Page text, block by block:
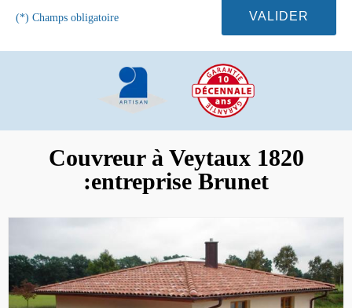
(*) Champs obligatoire
Couvreur à Veytaux 1820
:entreprise Brunet